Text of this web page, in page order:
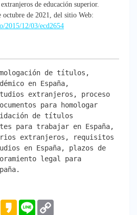
de educación superior.
de 2021, del sitio Web:
2015/12/03/ecd2654
de títulos,
en España,
extranjeros, proceso
para homologar
de títulos
para trabajar en España,
extranjeros, requisitos
en España, plazos de
legal para
WhatsApp
KakaoLine